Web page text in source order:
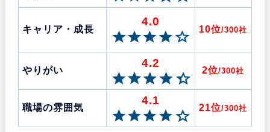
キャリア・成長
4.0
10位/300社
やりがい
4.2
2位/300社
職場の雰囲気
4.1
21位/300社